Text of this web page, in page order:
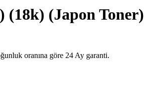
(Japon Toner)
oranına göre 24 Ay garanti.